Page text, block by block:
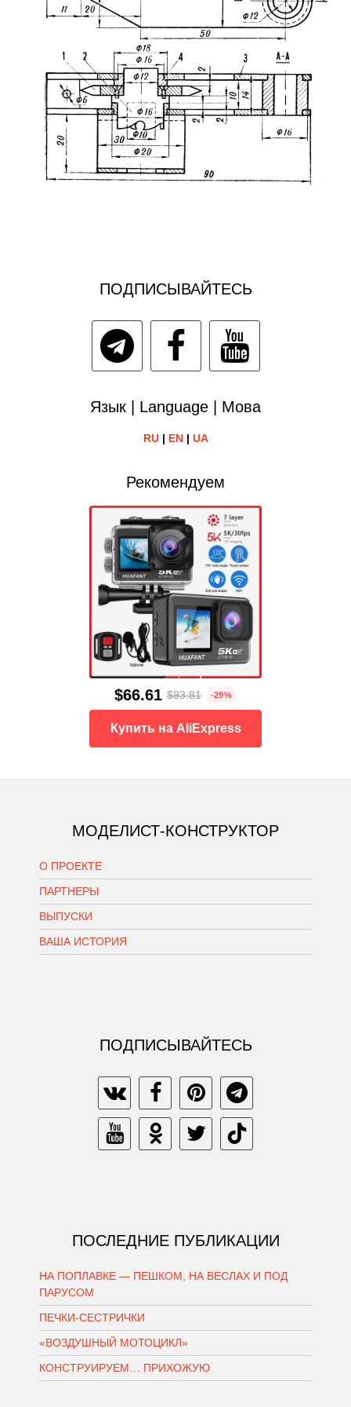
ПОДПИСЫВАЙТЕСЬ
Язык | Language | Мова
RU| EN| UA
Рекомендуем
$66.61 $93.81 -29%
Купить на AliExpress
МОДЕЛИСТ-КОНСТРУКТОР
О ПРОЕКТЕ
ПАРТНЕРЫ
ВЫПУСКИ
ВАША ИСТОРИЯ
ПОДПИСЫВАЙТЕСЬ
ПОСЛЕДНИЕ ПУБЛИКАЦИИ
НА ПОПЛАВКЕ — ПЕШКОМ, НА ВЕСЛАХ И ПОД
ПАРУСОМ
ПЕЧКИ-СЕСТРИЧКИ
«ВОЗДУШНЫЙ МОТОЦИКЛ»
КОНСТРУИРУЕМ… ПРИХОЖУЮ